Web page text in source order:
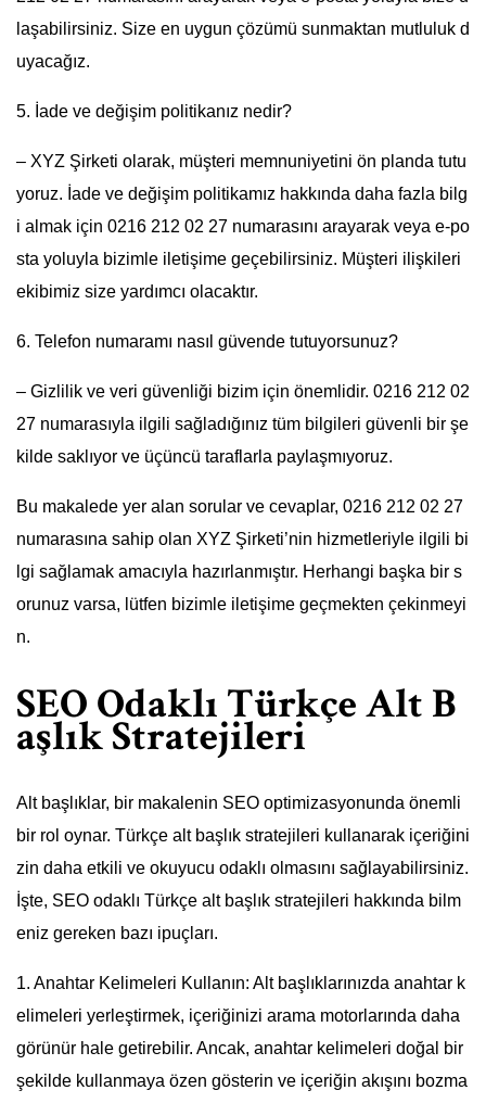
laşabilirsiniz. Size en uygun çözümü sunmaktan mutluluk d
uyacağız.
5. İade ve değişim politikanız nedir?
– XYZ Şirketi olarak, müşteri memnuniyetini ön planda tutu
yoruz. İade ve değişim politikamız hakkında daha fazla bilg
i almak için 0216 212 02 27 numarasını arayarak veya e-po
sta yoluyla bizimle iletişime geçebilirsiniz. Müşteri ilişkileri
ekibimiz size yardımcı olacaktır.
6. Telefon numaramı nasıl güvende tutuyorsunuz?
– Gizlilik ve veri güvenliği bizim için önemlidir. 0216 212 02
27 numarasıyla ilgili sağladığınız tüm bilgileri güvenli bir şe
kilde saklıyor ve üçüncü taraflarla paylaşmıyoruz.
Bu makalede yer alan sorular ve cevaplar, 0216 212 02 27
numarasına sahip olan XYZ Şirketi’nin hizmetleriyle ilgili bi
lgi sağlamak amacıyla hazırlanmıştır. Herhangi başka bir s
orunuz varsa, lütfen bizimle iletişime geçmekten çekinmeyi
n.
SEO Odaklı Türkçe Alt B
aşlık Stratejileri
Alt başlıklar, bir makalenin SEO optimizasyonunda önemli
bir rol oynar. Türkçe alt başlık stratejileri kullanarak içeriğini
zin daha etkili ve okuyucu odaklı olmasını sağlayabilirsiniz.
İşte, SEO odaklı Türkçe alt başlık stratejileri hakkında bilm
eniz gereken bazı ipuçları.
1. Anahtar Kelimeleri Kullanın: Alt başlıklarınızda anahtar k
elimeleri yerleştirmek, içeriğinizi arama motorlarında daha
görünür hale getirebilir. Ancak, anahtar kelimeleri doğal bir
şekilde kullanmaya özen gösterin ve içeriğin akışını bozma